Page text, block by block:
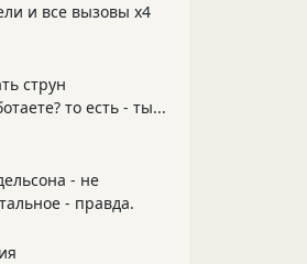
и все вызовы х4
струн
то есть - ты...
- не
- правда.